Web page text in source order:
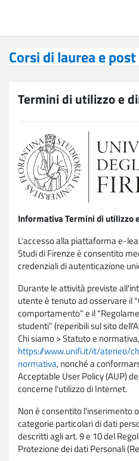
Corsi di laurea e
Termini di utilizzo e
Informativa Termini di utilizzo
L'accesso alla piattaforma e-
Studi di Firenze è consentito
credenziali di autenticazione
Durante le attività previste
utente è tenuto ad osservare il
comportamento" e il
studenti" (reperibili sul sito
Chi siamo > Statuto e
https://www.unifi.it/it/ateneo/
normativa, nonché a
Acceptable User Policy (AUP)
concerne l'utilizzo di Internet.
Non è consentito l'inserimento
categorie particolari di dati
descritti agli art. 9 e 10 del
Protezione dei dati Personali